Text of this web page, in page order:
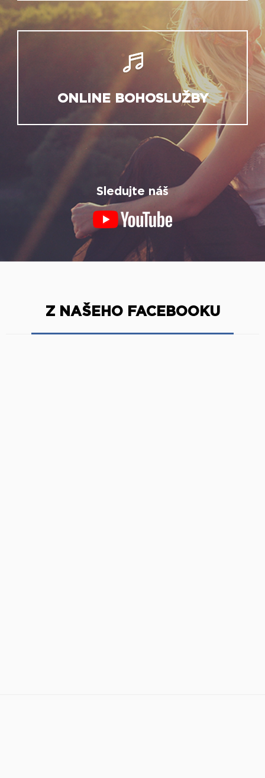
ONLINE BOHOSLUŽBY
Sledujte náš
Z NAŠEHO FACEBOOKU